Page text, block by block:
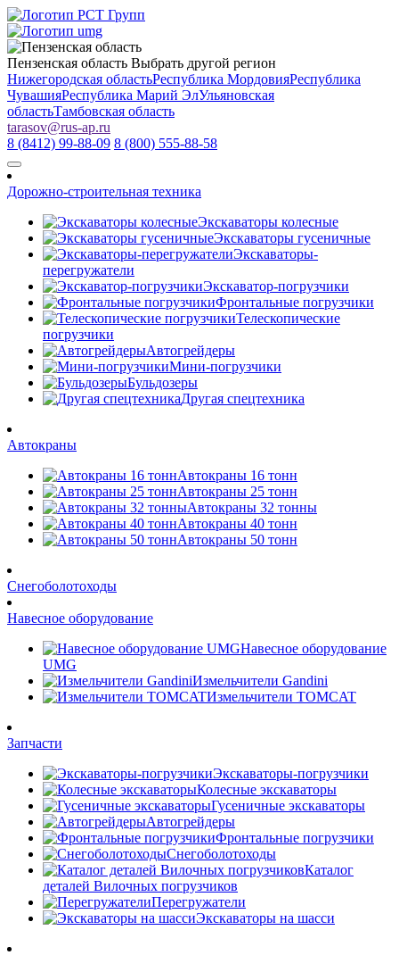
Пензенская область Выбрать другой регион
Нижегородская областьРеспублика МордовияРеспублика
ЧувашияРеспублика Марий ЭлУльяновская
областьТамбовская область
tarasov@rus-ap.ru
8 (8412) 99-88-09 8 (800) 555-88-58
Дорожно-строительная техника
Экскаваторы колесные
Экскаваторы гусеничные
Экскаваторы-
перегружатели
Экскаватор-погрузчики
Фронтальные погрузчики
Телескопические
погрузчики
Автогрейдеры
Мини-погрузчики
Бульдозеры
Другая спецтехника
Автокраны
Автокраны 16 тонн
Автокраны 25 тонн
Автокраны 32 тонны
Автокраны 40 тонн
Автокраны 50 тонн
Снегоболотоходы
Навесное оборудование
Навесное оборудование
UMG
Измельчители Gandini
Измельчители TOMCAT
Запчасти
Экскаваторы-погрузчики
Колесные экскаваторы
Гусеничные экскаваторы
Автогрейдеры
Фронтальные погрузчики
Снегоболотоходы
Каталог
деталей Вилочных погрузчиков
Перегружатели
Экскаваторы на шасси